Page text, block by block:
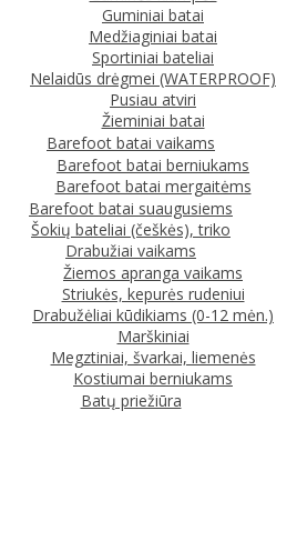
Guminiai batai
Medžiaginiai batai
Sportiniai bateliai
Nelaidūs drėgmei (WATERPROOF)
Pusiau atviri
Žieminiai batai
Barefoot batai vaikams
Barefoot batai berniukams
Barefoot batai mergaitėms
Barefoot batai suaugusiems
Šokių bateliai (češkės), triko
Drabužiai vaikams
Žiemos apranga vaikams
Striukės, kepurės rudeniui
Drabužėliai kūdikiams (0-12 mėn.)
Marškiniai
Megztiniai, švarkai, liemenės
Kostiumai berniukams
Batų priežiūra